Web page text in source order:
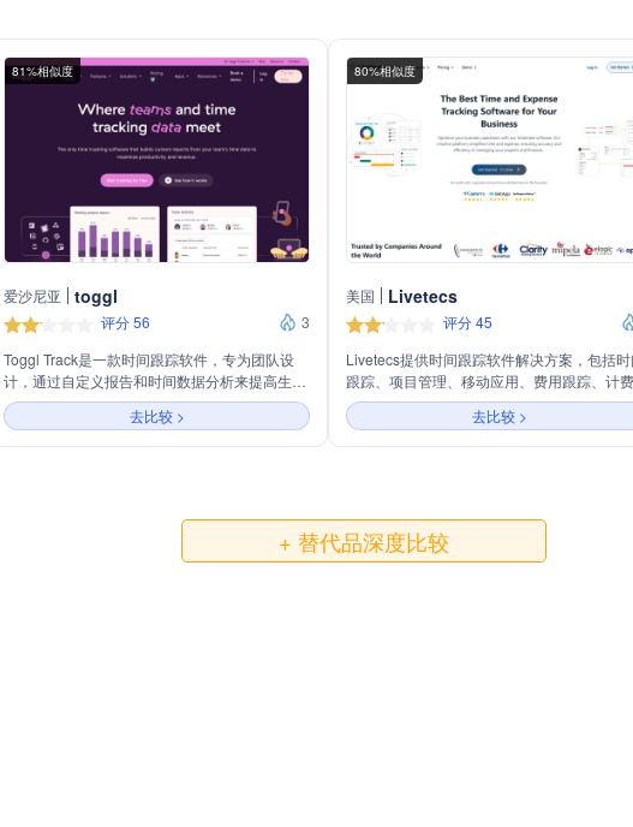
81%相似度
爱沙尼亚 toggl
评分 56
3
Toggl Track是一款时间跟踪软件，专为团队设
计，通过自定义报告和时间数据分析来提高生产
力和收入。它支持多种设备和浏览器扩展，提供
自动化时间跟踪和100多个工具集成，帮助团队
轻松实现时间跟踪，无需信用卡即可免费试用30
去比较 >
80%相似度
美国 Livetecs
评分 45
Livetecs提供时间跟踪软件解决方案，包括时
跟踪、项目管理、移动应用、费用跟踪、计
发票、休假跟踪等。公司致力于通过其产品
TimeLive帮助用户有效管理时间和项目，提
作效率。
去比较 >
+ 替代品深度比较